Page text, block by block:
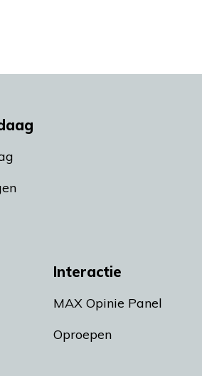
Interactie
MAX Opinie Panel
Oproepen